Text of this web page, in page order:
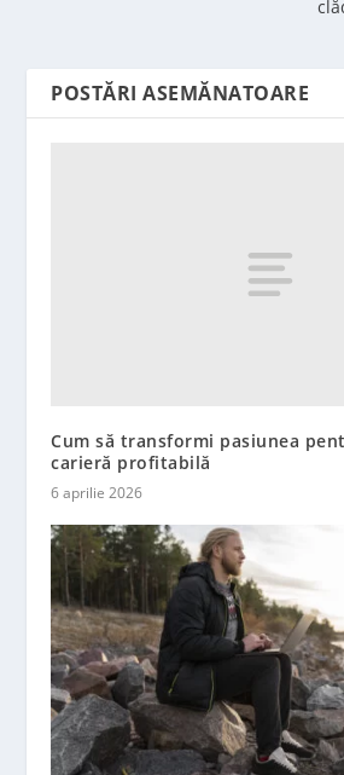
POSTĂRI ASEMĂNATOARE
Cum să transformi pasiunea
carieră profitabilă
6 aprilie 2026